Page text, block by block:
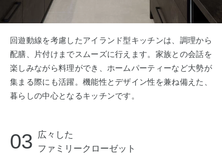
回遊動線を考慮したアイランド型キッチンは、調理から
配膳、片付けまでスムーズに行えます。家族との会話を
楽しみながら料理ができ、ホームパーティーなど大勢が
集まる際にも活躍。機能性とデザイン性を兼ね備えた、
暮らしの中心となるキッチンです。
03 広々した
ファミリークローゼット